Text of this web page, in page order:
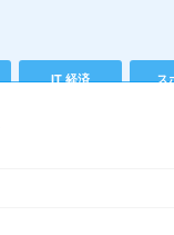
IT 経済 ス